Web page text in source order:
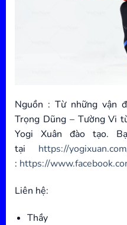
Nguồn : Từ những vận
Trọng Dũng – Tường Vi
Yogi Xuân đào tạo.
tại https://
: https://
Liên hệ: